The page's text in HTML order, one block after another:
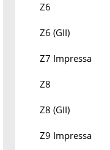
Z6
Z6 (GII)
Z7 Impressa
Z8
Z8 (GII)
Z9 Impressa